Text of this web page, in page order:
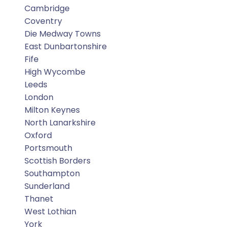
Cambridge
Coventry
Die Medway Towns
East Dunbartonshire
Fife
High Wycombe
Leeds
London
Milton Keynes
North Lanarkshire
Oxford
Portsmouth
Scottish Borders
Southampton
Sunderland
Thanet
West Lothian
York